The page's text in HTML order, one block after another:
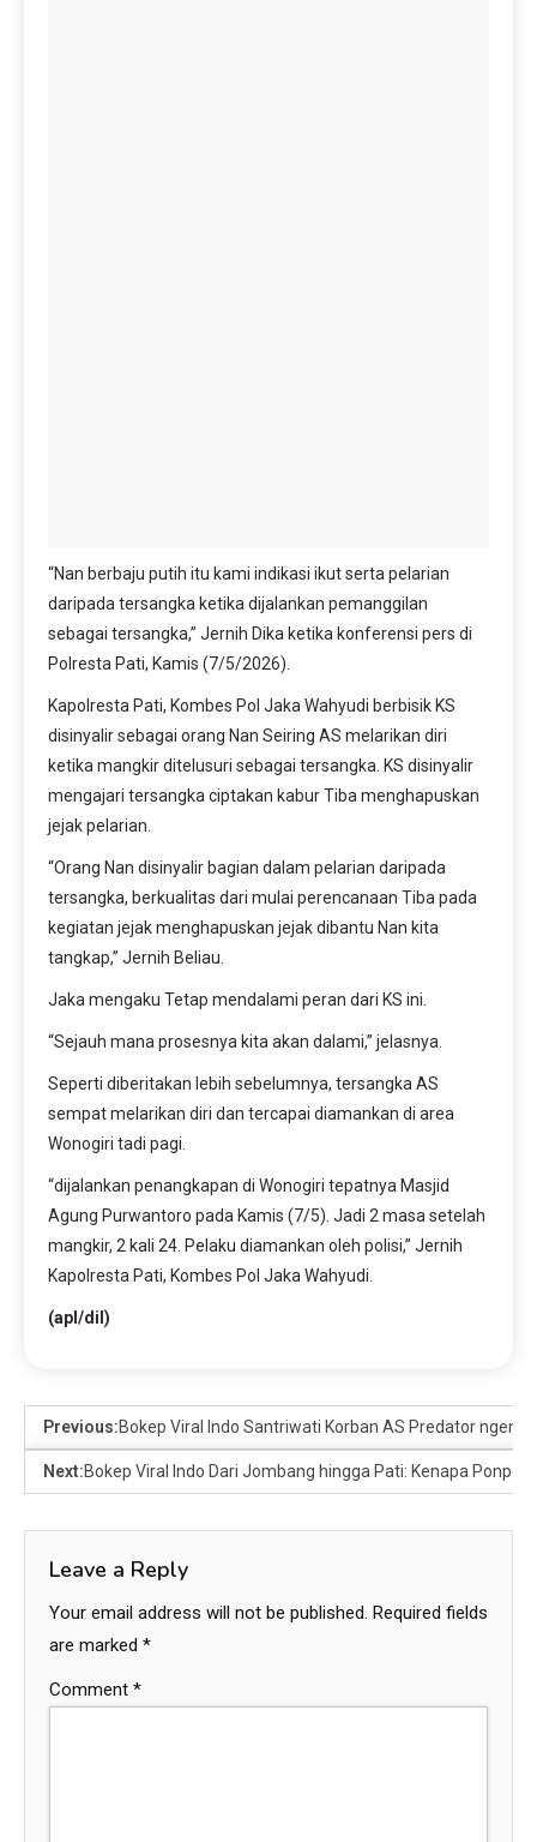
“Nan berbaju putih itu kami indikasi ikut serta pelarian
daripada tersangka ketika dijalankan pemanggilan
sebagai tersangka,” Jernih Dika ketika konferensi pers di
Polresta Pati, Kamis (7/5/2026).
Kapolresta Pati, Kombes Pol Jaka Wahyudi berbisik KS
disinyalir sebagai orang Nan Seiring AS melarikan diri
ketika mangkir ditelusuri sebagai tersangka. KS disinyalir
mengajari tersangka ciptakan kabur Tiba menghapuskan
jejak pelarian.
“Orang Nan disinyalir bagian dalam pelarian daripada
tersangka, berkualitas dari mulai perencanaan Tiba pada
kegiatan jejak menghapuskan jejak dibantu Nan kita
tangkap,” Jernih Beliau.
Jaka mengaku Tetap mendalami peran dari KS ini.
“Sejauh mana prosesnya kita akan dalami,” jelasnya.
Seperti diberitakan lebih sebelumnya, tersangka AS
sempat melarikan diri dan tercapai diamankan di area
Wonogiri tadi pagi.
“dijalankan penangkapan di Wonogiri tepatnya Masjid
Agung Purwantoro pada Kamis (7/5). Jadi 2 masa setelah
mangkir, 2 kali 24. Pelaku diamankan oleh polisi,” Jernih
Kapolresta Pati, Kombes Pol Jaka Wahyudi.
(apl/dil)
Previous:Bokep Viral Indo Santriwati Korban AS Predator
Next:Bokep Viral Indo Dari Jombang hingga Pati: Kenapa
Leave a Reply
Your email address will not be published. Required fields
are marked *
Comment *